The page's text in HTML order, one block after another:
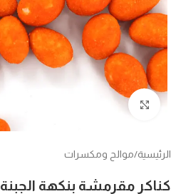
انقر للتكبير
الرئيسية/موالح ومكسرات
كناكر مقرمشة بنكهة الجبنة 500غ